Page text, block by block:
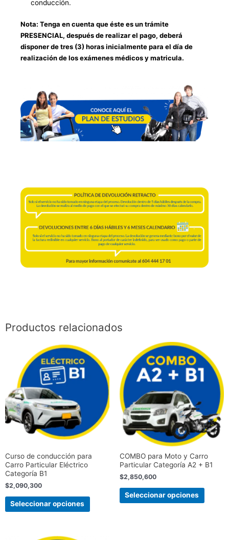
conducción.
Nota: Tenga en cuenta que éste es un trámite
PRESENCIAL, después de realizar el pago, deberá
disponer de tres (3) horas inicialmente para el día de
realización de los exámenes médicos y matricula.
Productos relacionados
Curso de conducción para
Carro Particular Eléctrico
Categoría B1
$2,090,300
Seleccionar opciones
producto
tiene
múltiples
variantes.
opciones
se
en
COMBO para Moto y Carro
Particular Categoría A2 + B1
$2,850,600
Seleccionar opciones
tiene
se
pueden
en